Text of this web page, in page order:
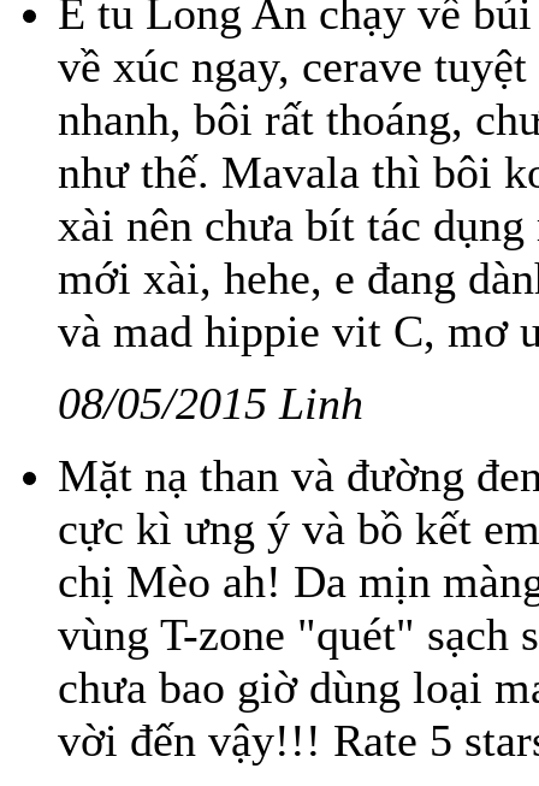
E tu Long An chạy về
về xúc ngay, cerave
nhanh, bôi rất thoáng,
như thế. Mavala thì bôi
xài nên chưa bít tác
mới xài, hehe, e đang
và mad hippie vit C, mơ
08/05/2015 Linh
Mặt nạ than và đường
cực kì ưng ý và bồ kết
chị Mèo ah! Da mịn
vùng T-zone "quét"
chưa bao giờ dùng loại
vời đến vậy!!! Rate 5